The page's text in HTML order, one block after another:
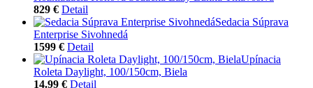
829 € Detail
Sedacia Súprava
Enterprise Sivohnedá
1599 € Detail
Upínacia
Roleta Daylight, 100/150cm, Biela
14.99 € Detail